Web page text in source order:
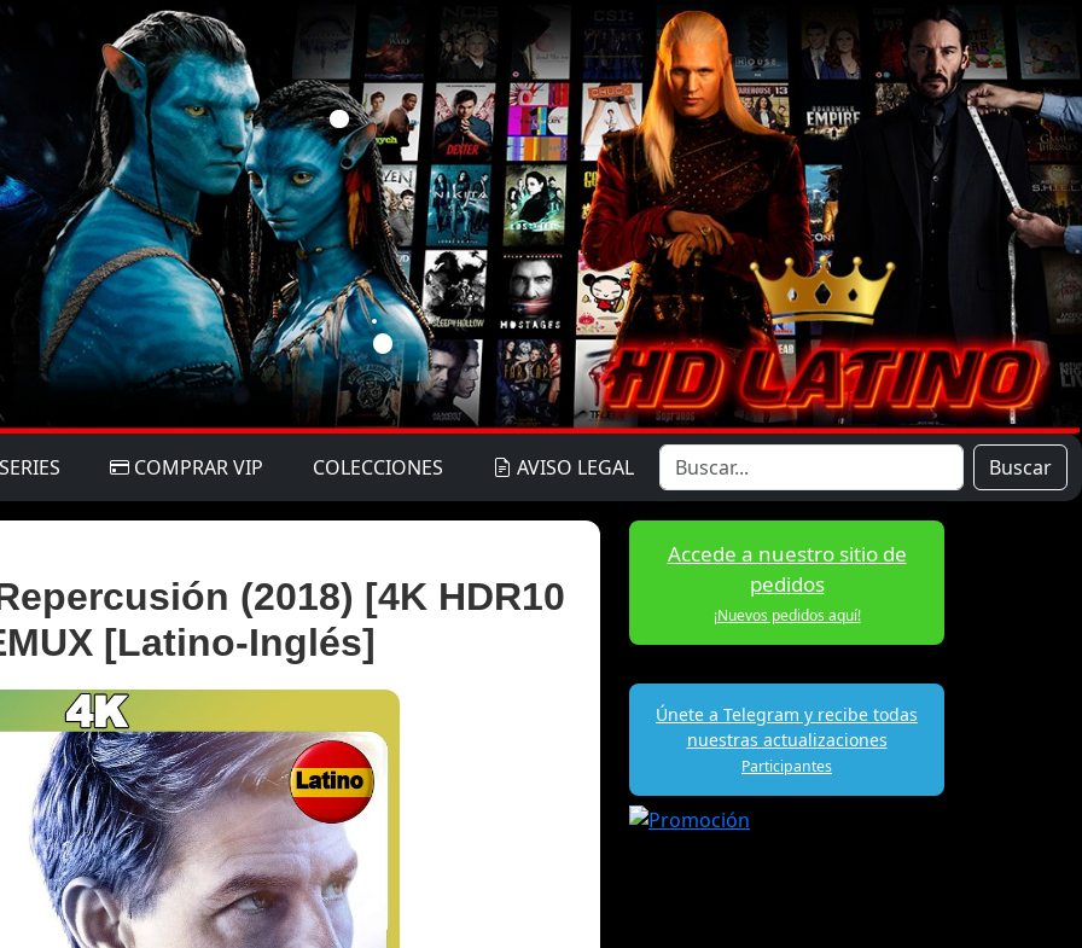
COMPRAR VIP COLECCIONES AVISO LEGAL Buscar
(2018) [4K HDR10
[Latino-Inglés]
Accede a nuestro sitio de
pedidos
¡Nuevos pedidos aquí!
Únete a Telegram y recibe todas
nuestras actualizaciones
Participantes